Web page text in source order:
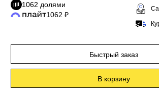
1062 долями
1062 ₽
Быстрый заказ
В корзину